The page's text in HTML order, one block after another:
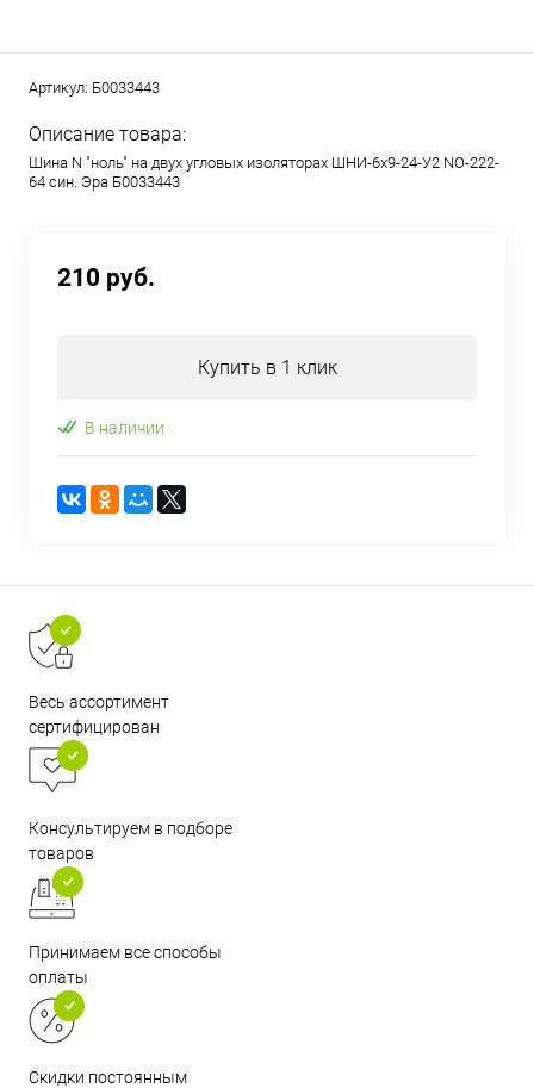
Артикул: Б0033443
Описание товара:
Шина N "ноль" на двух угловых изоляторах ШНИ-6х9-24-У2 NO-222-
64 син. Эра Б0033443
210 руб.
Купить в 1 клик
В наличии
Весь ассортимент
сертифицирован
Консультируем в подборе
товаров
Принимаем все способы
оплаты
Скидки постоянным